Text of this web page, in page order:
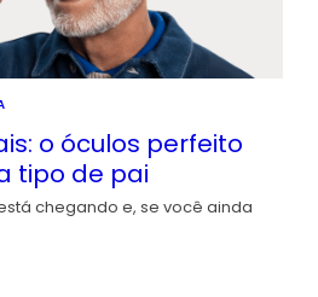
o óculos perfeito
tipo de pai
chegando e, se você ainda